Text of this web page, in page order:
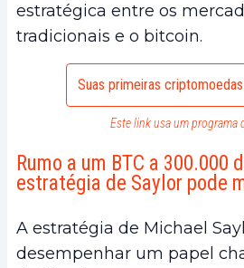
estratégica entre os
tradicionais e o bitcoin.
Suas primeiras
Este link usa um programa
Rumo a um BTC a 300.000
estratégia de Saylor pode
A estratégia de Michael
desempenhar um papel